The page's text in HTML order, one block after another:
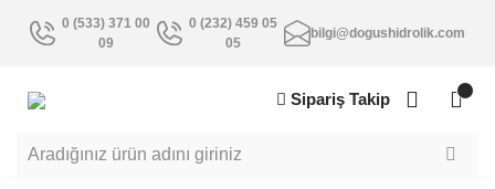
0 (533) 371 00
09
0 (232) 459 05
05
bilgi@dogushidrolik.com
Sipariş Takip